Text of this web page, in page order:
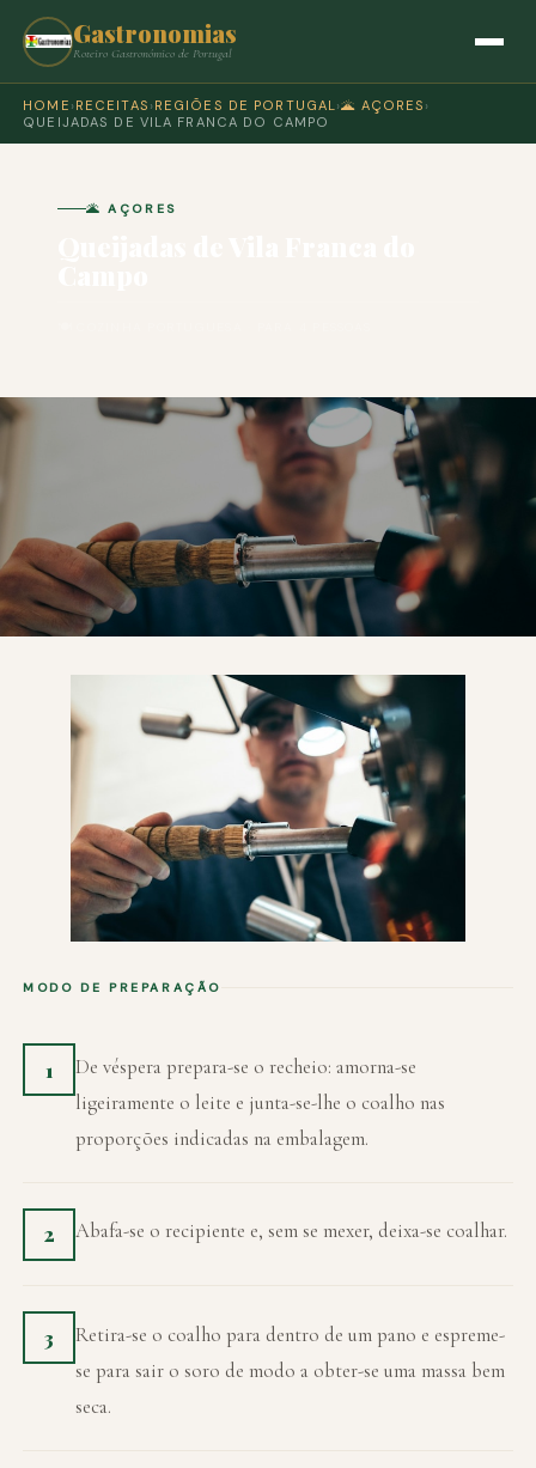
Gastronomias
Roteiro Gastronómico de Portugal
HOME › RECEITAS › REGIÕES DE PORTUGAL›🌋 AÇORES ›
QUEIJADAS DE VILA FRANCA DO CAMPO
🌋 AÇORES
MODO DE PREPARAÇÃO
1
De véspera prepara-se o recheio: amorna-se
ligeiramente o leite e junta-se-lhe o coalho nas
proporções indicadas na embalagem.
2 Abafa-se o recipiente e, sem se mexer, deixa-se coalhar.
3
Retira-se o coalho para dentro de um pano e espreme-
se para sair o soro de modo a obter-se uma massa bem
seca.